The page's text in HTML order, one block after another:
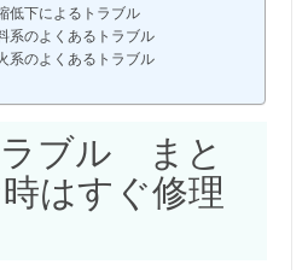
低下によるトラブル
系のよくあるトラブル
系のよくあるトラブル
ブル まと
はすぐ修理